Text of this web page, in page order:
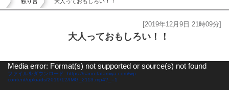
大人っておもしろい！！
[2019年12月9日 21時09分]
Media error: Format(s) not supported or source(s) not found
ファイルをダウンロード: https://sano-tatamiya.com/wp-
content/uploads/2019/12/IMG_2113.mp4?_=1